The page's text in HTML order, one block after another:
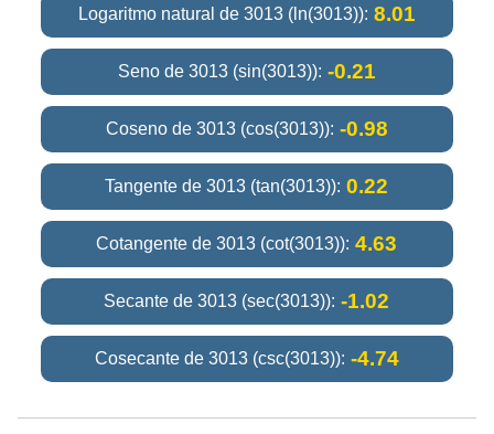
Logaritmo natural de 3013 (ln(3013)): 8.01
Seno de 3013 (sin(3013)): -0.21
Coseno de 3013 (cos(3013)): -0.98
Tangente de 3013 (tan(3013)): 0.22
Cotangente de 3013 (cot(3013)): 4.63
Secante de 3013 (sec(3013)): -1.02
Cosecante de 3013 (csc(3013)): -4.74